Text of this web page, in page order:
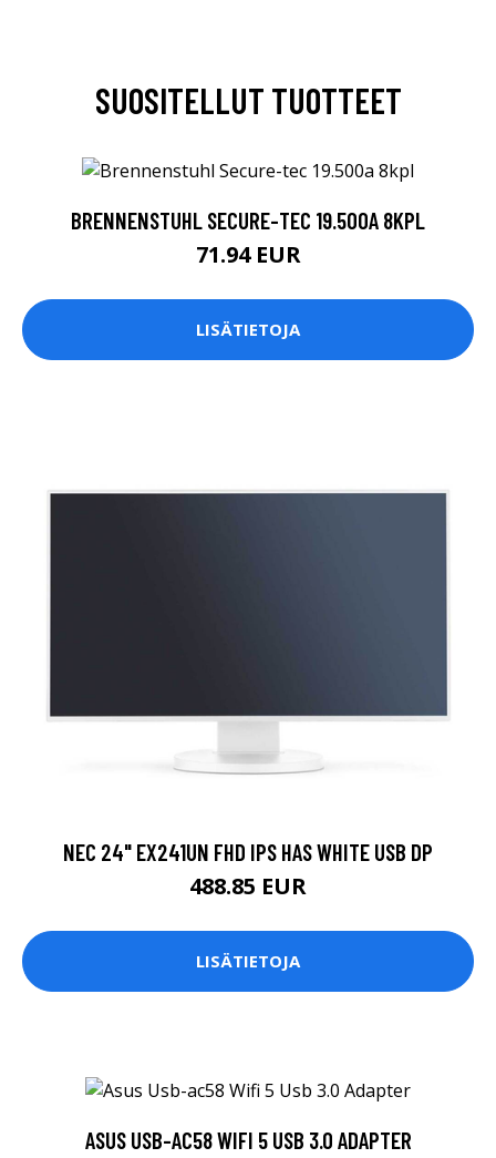
SUOSITELLUT TUOTTEET
BRENNENSTUHL SECURE-TEC 19.500A 8KPL
71.94 EUR
LISÄTIETOJA
NEC 24" EX241UN FHD IPS HAS WHITE USB DP
488.85 EUR
LISÄTIETOJA
ASUS USB-AC58 WIFI 5 USB 3.0 ADAPTER